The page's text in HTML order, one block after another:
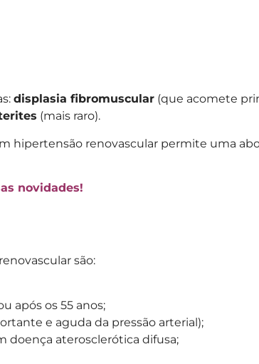
displasia fibromuscular (que acomete
(mais raro).
hipertensão renovascular permite uma
novidades!
são:
após os 55 anos;
e aguda da pressão arterial);
doença aterosclerótica difusa;